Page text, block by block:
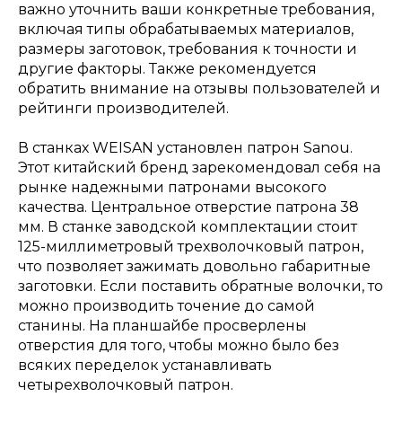
важно уточнить ваши конкретные требования,
включая типы обрабатываемых материалов,
размеры заготовок, требования к точности и
другие факторы. Также рекомендуется
обратить внимание на отзывы пользователей и
рейтинги производителей.
В станках WEISAN установлен патрон Sanou.
Этот китайский бренд зарекомендовал себя на
рынке надежными патронами высокого
качества. Центральное отверстие патрона 38
мм. В станке заводской комплектации стоит
125-миллиметровый трехволочковый патрон,
что позволяет зажимать довольно габаритные
заготовки. Если поставить обратные волочки, то
можно производить точение до самой
станины. На планшайбе просверлены
отверстия для того, чтобы можно было без
всяких переделок устанавливать
четырехволочковый патрон.